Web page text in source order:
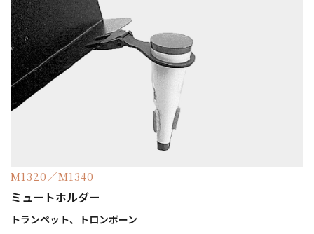
M1320／M1340
ミュートホルダー
トランペット、トロンボーン